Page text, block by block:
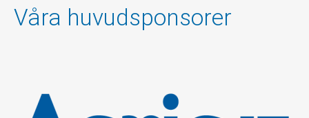
Våra huvudsponsorer